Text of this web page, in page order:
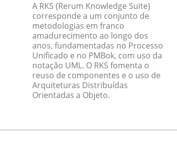
A RKS (Rerum Knowledge Suite)
corresponde a um conjunto de
metodologias em franco
amadurecimento ao longo dos
anos, fundamentadas no Processo
Unificado e no PMBok, com uso da
notação UML. O RKS fomenta o
reuso de componentes e o uso de
Arquiteturas Distribuídas
Orientadas a Objeto.